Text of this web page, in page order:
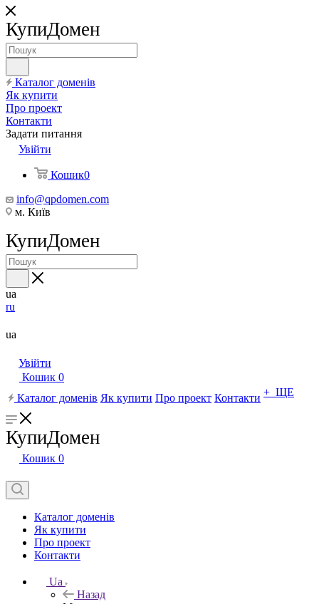
КупиДомен
Каталог доменів
Як купити
Про проект
Контакти
Задати питання
Увійти
Кошик0
info@qpdomen.com
м. Київ
КупиДомен
ua
ru
ua
Увійти
Кошик 0
Каталог доменів Як купити Про проект Контакти + ЩЕ
КупиДомен
Кошик 0
Каталог доменів
Як купити
Про проект
Контакти
Ua
Назад